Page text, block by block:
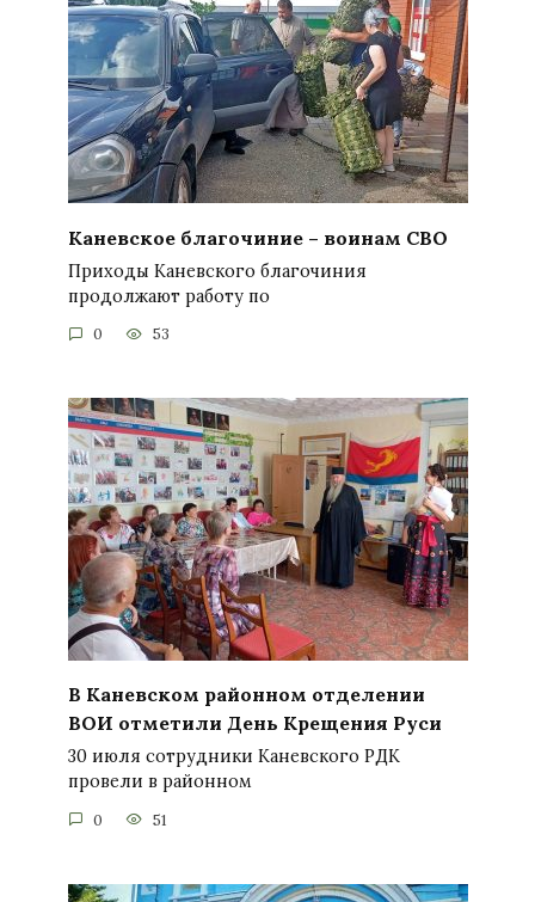
Каневское благочиние – воинам СВО
Приходы Каневского благочиния
продолжают работу по
0 53
В Каневском районном отделении
ВОИ отметили День Крещения Руси
30 июля сотрудники Каневского РДК
провели в районном
0 51